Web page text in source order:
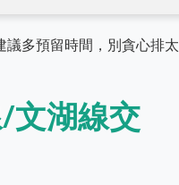
議多預留時間，別貪心排太
文湖線交